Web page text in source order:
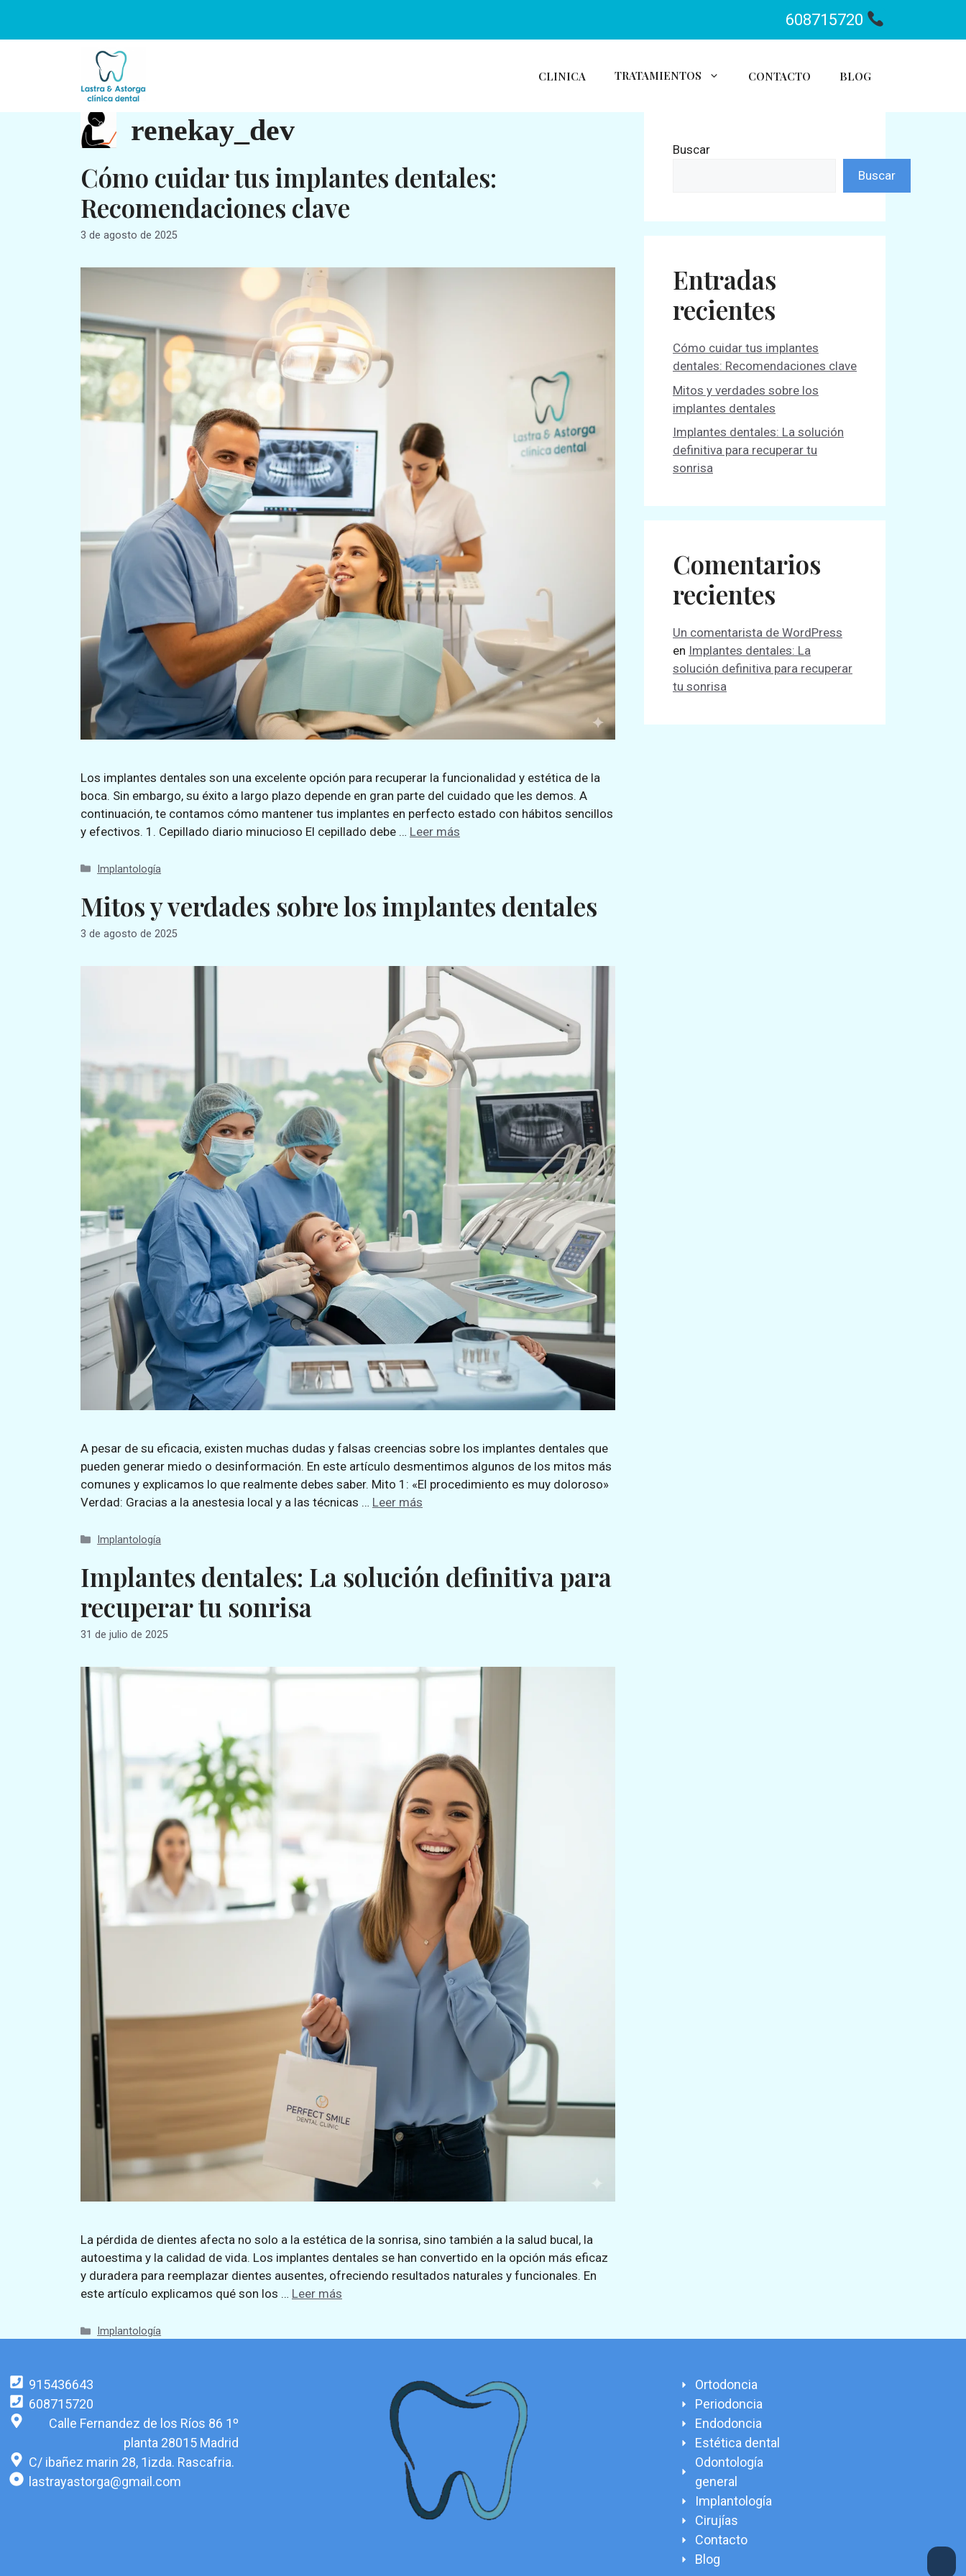
608715720
CLINICA TRATAMIENTOS CONTACTO BLOG
renekay_dev
Cómo cuidar tus implantes dentales:
Recomendaciones clave
3 de agosto de 2025
Los implantes dentales son una excelente opción para recuperar la funcionalidad y estética de la
boca. Sin embargo, su éxito a largo plazo depende en gran parte del cuidado que les demos. A
continuación, te contamos cómo mantener tus implantes en perfecto estado con hábitos sencillos
y efectivos. 1. Cepillado diario minucioso El cepillado debe … Leer más
Implantología
Mitos y verdades sobre los implantes dentales
3 de agosto de 2025
A pesar de su eficacia, existen muchas dudas y falsas creencias sobre los implantes dentales que
pueden generar miedo o desinformación. En este artículo desmentimos algunos de los mitos más
comunes y explicamos lo que realmente debes saber. Mito 1: «El procedimiento es muy doloroso»
Verdad: Gracias a la anestesia local y a las técnicas … Leer más
Implantología
Implantes dentales: La solución definitiva para
recuperar tu sonrisa
31 de julio de 2025
La pérdida de dientes afecta no solo a la estética de la sonrisa, sino también a la salud bucal, la
autoestima y la calidad de vida. Los implantes dentales se han convertido en la opción más eficaz
y duradera para reemplazar dientes ausentes, ofreciendo resultados naturales y funcionales. En
este artículo explicamos qué son los … Leer más
Implantología
Buscar
Buscar
Entradas
recientes
Cómo cuidar tus implantes
dentales: Recomendaciones clave
Mitos y verdades sobre los
implantes dentales
Implantes dentales: La solución
definitiva para recuperar tu
sonrisa
Comentarios
recientes
Un comentarista de WordPress
en Implantes dentales: La
solución definitiva para recuperar
tu sonrisa
915436643
608715720
Calle Fernandez de los Ríos 86 1º
planta 28015 Madrid
C/ ibañez marin 28, 1izda. Rascafria.
lastrayastorga@gmail.com
Ortodoncia
Periodoncia
Endodoncia
Estética dental
Odontología
general
Implantología
Cirujías
Contacto
Blog